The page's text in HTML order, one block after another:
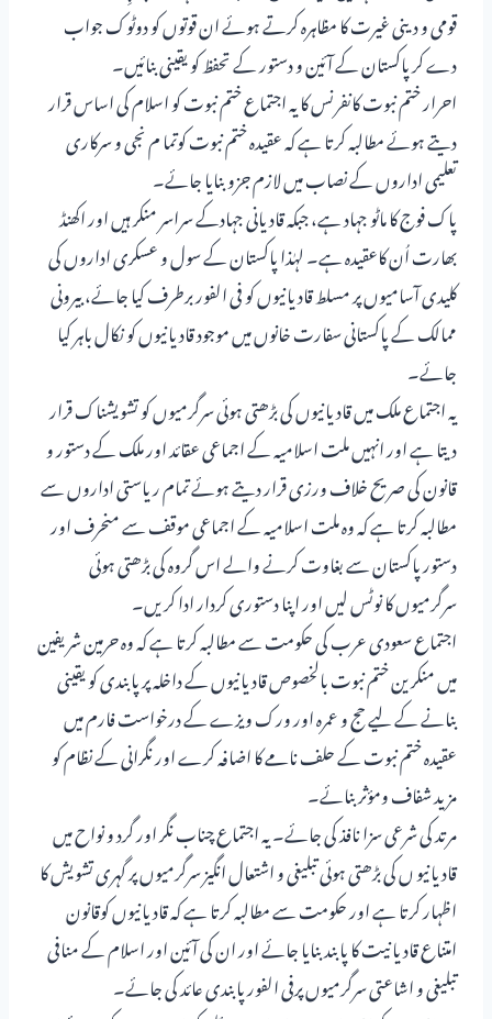
قومی و دینی غیرت کا مظاہرہ کرتے ہوئے ان قوتوں کو دوٹوک جواب
دے کر پاکستان کے آئین و دستور کے تحفظ کو یقینی بنائیں۔
احرار ختم نبوت کانفرنس کا یہ اجتماع ختم نبوت کو اسلام کی اساس قرار
دیتے ہوئے مطالبہ کرتا ہے کہ عقیدہ ختم نبوت کوتما م نجی و سرکاری
تعلیمی اداروں کے نصاب میں لازم جزو بنایا جائے۔
پاک فوج کا ماٹو جہاد ہے، جبکہ قادیانی جہادکے سراسر منکر ہیں اور اکھنڈ
بھارت اُن کاعقیدہ ہے۔ لہٰذا پاکستان کے سول و عسکری اداروں کی
کلیدی آسامیوں پر مسلط قادیانیوں کو فی الفور برطرف کیا جائے، بیرونی
ممالک کے پاکستانی سفارت خانوں میں موجود قادیانیوں کو نکال باہر کیا
جائے۔
یہ اجتماع ملک میں قادیانیوں کی بڑھتی ہوئی سرگرمیوں کو تشویشناک قرار
دیتا ہے اور انہیں ملت اسلامیہ کے اجماعی عقائد اور ملک کے دستور و
قانون کی صریح خلاف ورزی قرار دیتے ہوئے تمام ریاستی اداروں سے
مطالبہ کرتا ہے کہ وہ ملت اسلامیہ کے اجماعی موقف سے منحرف اور
دستور پاکستان سے بغاوت کرنے والے اس گروہ کی بڑھتی ہوئی
سرگرمیوں کا نوٹس لیں اور اپنا دستوری کردار ادا کریں۔
اجتماع سعودی عرب کی حکومت سے مطالبہ کرتا ہے کہ وہ حرمین شریفین
میں منکرین ختم نبوت بالخصوص قادیانیوں کے داخلہ پر پابندی کو یقینی
بنانے کے لیے حج و عمرہ اور ورک ویزے کے درخواست فارم میں
عقیدہ ختم نبوت کے حلف نامے کا اضافہ کرے اور نگرانی کے نظام کو
مزید شفاف ومؤثر بنائے۔
مرتد کی شرعی سزا نافذ کی جائے۔ یہ اجتماع چناب نگر اور گرد و نواح میں
قادیانیو ں کی بڑھتی ہوئی تبلیغی و اشتعال انگیز سرگرمیوں پر گہری تشویش کا
اظہار کرتا ہے اور حکومت سے مطالبہ کرتا ہے کہ قادیانیوں کوقانون
امتناع قادیانیت کا پابند بنایا جائے اور ان کی آئین اور اسلام کے منافی
تبلیغی و اشاعتی سرگرمیوں پرفی الفور پابندی عائد کی جائے۔